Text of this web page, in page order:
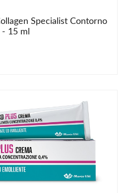
Specialist Contorno
15 ml